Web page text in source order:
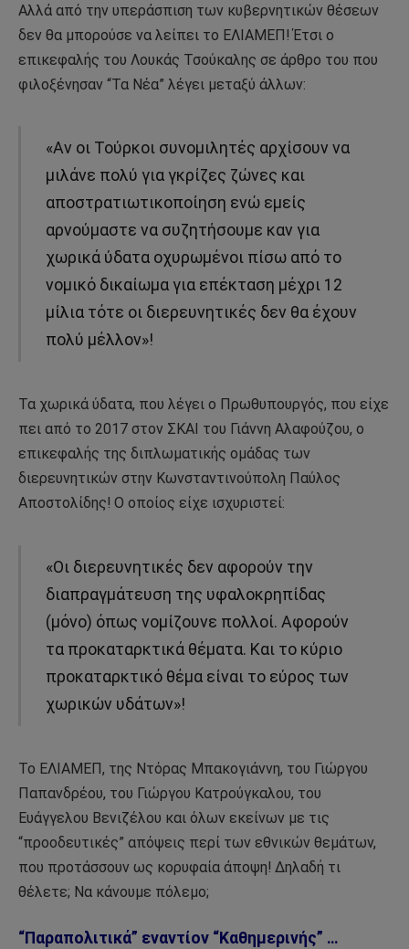
Αλλά από την υπεράσπιση των κυβερνητικών θέσεων
δεν θα μπορούσε να λείπει το ΕΛΙΑΜΕΠ! Έτσι ο
επικεφαλής του Λουκάς Τσούκαλης σε άρθρο του που
φιλοξένησαν “Τα Νέα” λέγει μεταξύ άλλων:
«Αν οι Τούρκοι συνομιλητές αρχίσουν να
μιλάνε πολύ για γκρίζες ζώνες και
αποστρατιωτικοποίηση ενώ εμείς
αρνούμαστε να συζητήσουμε καν για
χωρικά ύδατα οχυρωμένοι πίσω από το
νομικό δικαίωμα για επέκταση μέχρι 12
μίλια τότε οι διερευνητικές δεν θα έχουν
πολύ μέλλον»!
Τα χωρικά ύδατα, που λέγει ο Πρωθυπουργός, που είχε
πει από το 2017 στον ΣΚΑΙ του Γιάννη Αλαφούζου, ο
επικεφαλής της διπλωματικής ομάδας των
διερευνητικών στην Κωνσταντινούπολη Παύλος
Αποστολίδης! Ο οποίος είχε ισχυριστεί:
«Οι διερευνητικές δεν αφορούν την
διαπραγμάτευση της υφαλοκρηπίδας
(μόνο) όπως νομίζουνε πολλοί. Αφορούν
τα προκαταρκτικά θέματα. Και το κύριο
προκαταρκτικό θέμα είναι το εύρος των
χωρικών υδάτων»!
Το ΕΛΙΑΜΕΠ, της Ντόρας Μπακογιάννη, του Γιώργου
Παπανδρέου, του Γιώργου Κατρούγκαλου, του
Ευάγγελου Βενιζέλου και όλων εκείνων με τις
“προοδευτικές” απόψεις περί των εθνικών θεμάτων,
που προτάσσουν ως κορυφαία άποψη! Δηλαδή τι
θέλετε; Να κάνουμε πόλεμο;
“Παραπολιτικά” εναντίον “Καθημερινής” …